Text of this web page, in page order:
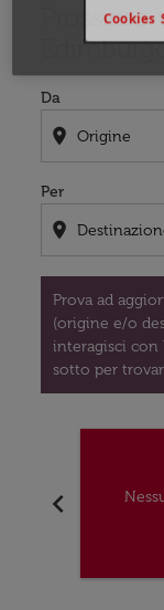
Da
location_on
Per
location_on
Prova ad
(origine e/o
interagisci con
sotto per
Prova ad
chevron_left
Cookies